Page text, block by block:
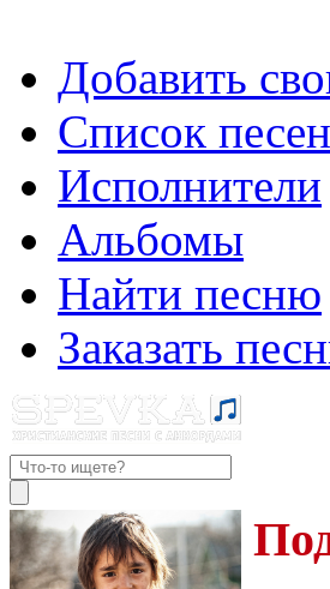
Добавить
Список песен
Исполнители
Альбомы
Найти песню
Заказать